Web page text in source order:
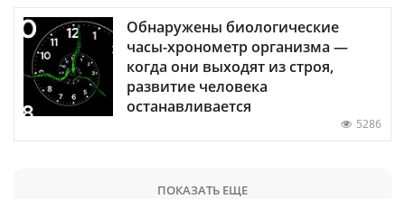
Обнаружены биологические
часы-хронометр организма —
когда они выходят из строя,
развитие человека
останавливается
5286
ПОКАЗАТЬ ЕЩЕ